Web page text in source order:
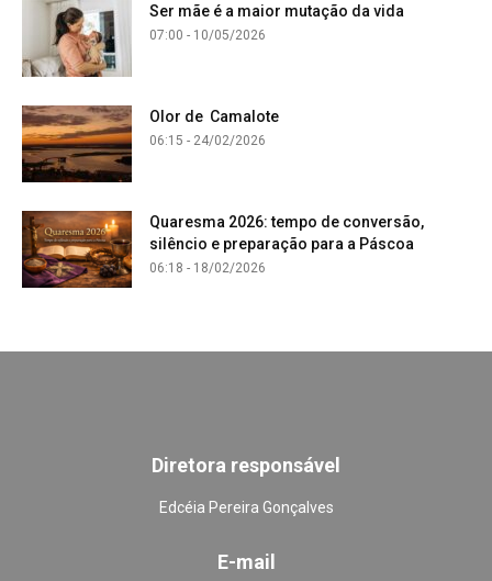
Ser mãe é a maior mutação da vida
07:00 - 10/05/2026
Olor de Camalote
06:15 - 24/02/2026
Quaresma 2026: tempo de conversão,
silêncio e preparação para a Páscoa
06:18 - 18/02/2026
Diretora responsável
Edcéia Pereira Gonçalves
E-mail